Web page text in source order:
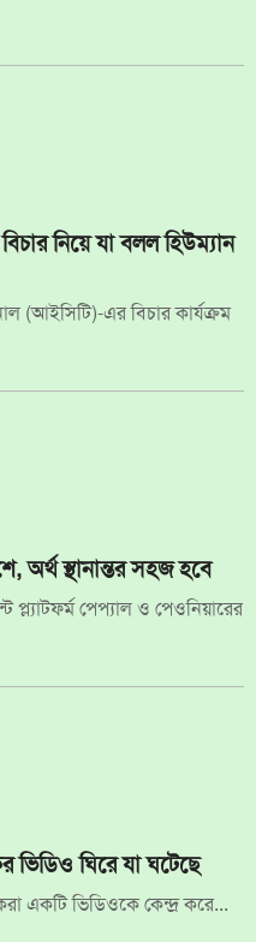
নিয়ে যা বলল হিউম্যান
(আইসিটি)-এর বিচার কার্যক্রম
অর্থ স্থানান্তর সহজ হবে
প্ল্যাটফর্ম পেপ্যাল ও পেওনিয়ারের
ভিডিও ঘিরে যা ঘটেছে
একটি ভিডিওকে কেন্দ্র করে...